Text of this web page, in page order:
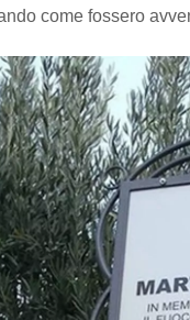
come fossero